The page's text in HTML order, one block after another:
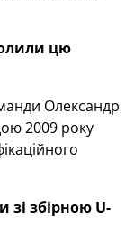
цю
Олександр
2009 року
зі збірною U-